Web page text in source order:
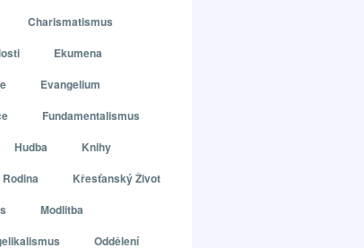
Charismatismus
Ekumena
Evangelium
Fundamentalismus
Hudba
Knihy
Křesťanský Život
Modlitba
Oddělení